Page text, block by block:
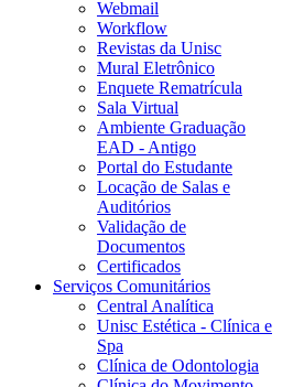
Webmail
Workflow
Revistas da Unisc
Mural Eletrônico
Enquete Rematrícula
Sala Virtual
Ambiente Graduação
EAD - Antigo
Portal do Estudante
Locação de Salas e
Auditórios
Validação de
Documentos
Certificados
Serviços Comunitários
Central Analítica
Unisc Estética - Clínica e
Spa
Clínica de Odontologia